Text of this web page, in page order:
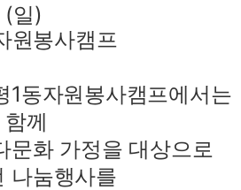
일)
원봉사캠프
1동자원봉사캠프에서는
께
문화 가정을 대상으로
나눔행사를